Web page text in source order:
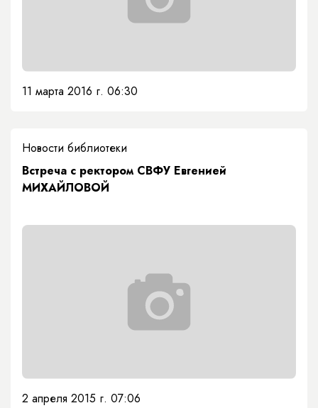
11 марта 2016 г. 06:30
Новости библиотеки
Встреча с ректором СВФУ Евгенией
МИХАЙЛОВОЙ
2 апреля 2015 г. 07:06